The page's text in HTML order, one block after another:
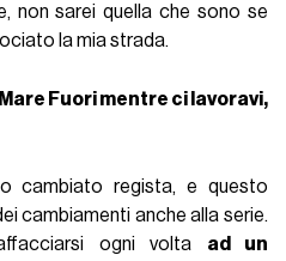
non sarei quella che sono se
la mia strada.
Fuori mentre ci lavoravi,
cambiato regista, e questo
cambiamenti anche alla serie.
ogni volta ad un